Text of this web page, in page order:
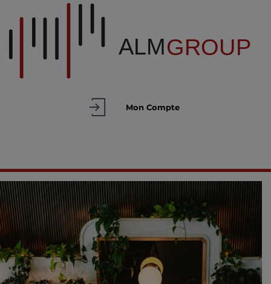
Mon Compte